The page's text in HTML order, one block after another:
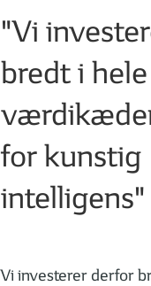
"Vi
bredt i hele
for kunstig
intelligens"
Vi investerer derfor